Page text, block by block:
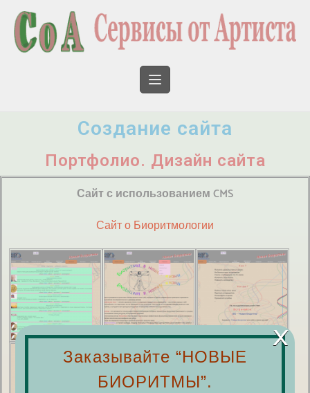
Создание сайта
Портфолио. Дизайн сайта
Сайтс использованием CMS
Сайт о Биоритмологии
Заказывайте “НОВЫЕ
БИОРИТМЫ”.
×